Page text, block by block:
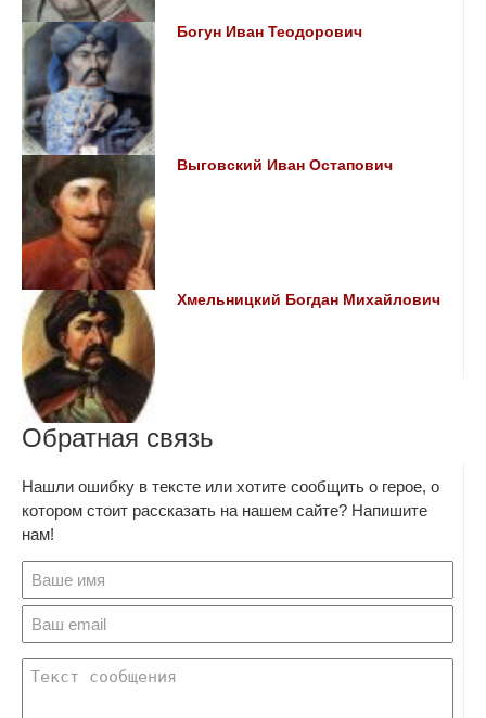
Богун Иван Теодорович
Выговский Иван Остапович
Хмельницкий Богдан Михайлович
Обратная связь
Нашли ошибку в тексте или хотите сообщить о герое, о
котором стоит рассказать на нашем сайте? Напишите
нам!